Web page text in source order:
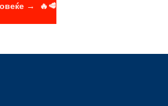
→ 🔥🥩